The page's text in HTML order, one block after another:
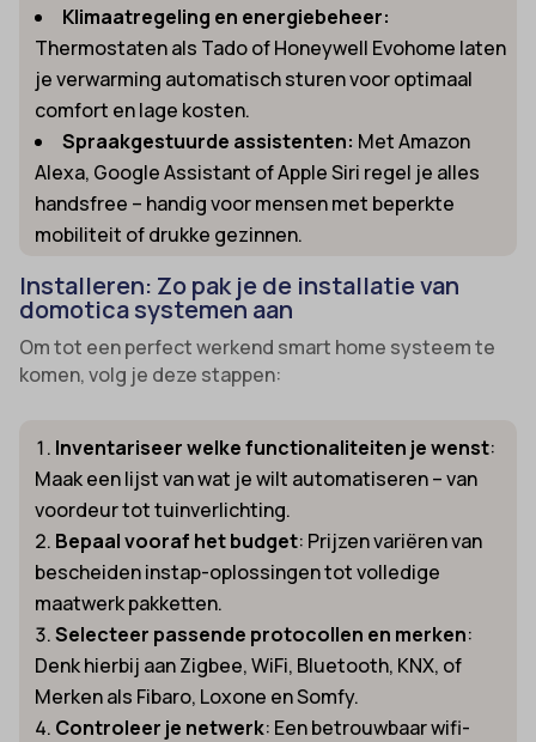
Klimaatregeling en energiebeheer:
Thermostaten als Tado of Honeywell Evohome laten
je verwarming automatisch sturen voor optimaal
comfort en lage kosten.
Spraakgestuurde assistenten: Met Amazon
Alexa, Google Assistant of Apple Siri regel je alles
handsfree – handig voor mensen met beperkte
mobiliteit of drukke gezinnen.
Installeren: Zo pak je de installatie van
domotica systemen aan
Om tot een perfect werkend smart home systeem te
komen, volg je deze stappen:
Inventariseer welke functionaliteiten je wenst:
Maak een lijst van wat je wilt automatiseren – van
voordeur tot tuinverlichting.
Bepaal vooraf het budget: Prijzen variëren van
bescheiden instap-oplossingen tot volledige
maatwerk pakketten.
Selecteer passende protocollen en merken:
Denk hierbij aan Zigbee, WiFi, Bluetooth, KNX, of
Merken als Fibaro, Loxone en Somfy.
Controleer je netwerk: Een betrouwbaar wifi-